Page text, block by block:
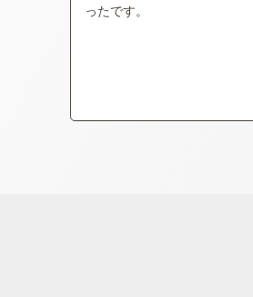
ったです。